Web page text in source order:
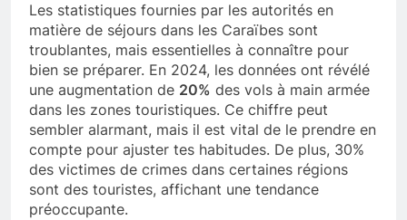
Les statistiques fournies par les autorités en
matière de séjours dans les Caraïbes sont
troublantes, mais essentielles à connaître pour
bien se préparer. En 2024, les données ont révélé
une augmentation de 20% des vols à main armée
dans les zones touristiques. Ce chiffre peut
sembler alarmant, mais il est vital de le prendre en
compte pour ajuster tes habitudes. De plus, 30%
des victimes de crimes dans certaines régions
sont des touristes, affichant une tendance
préoccupante.